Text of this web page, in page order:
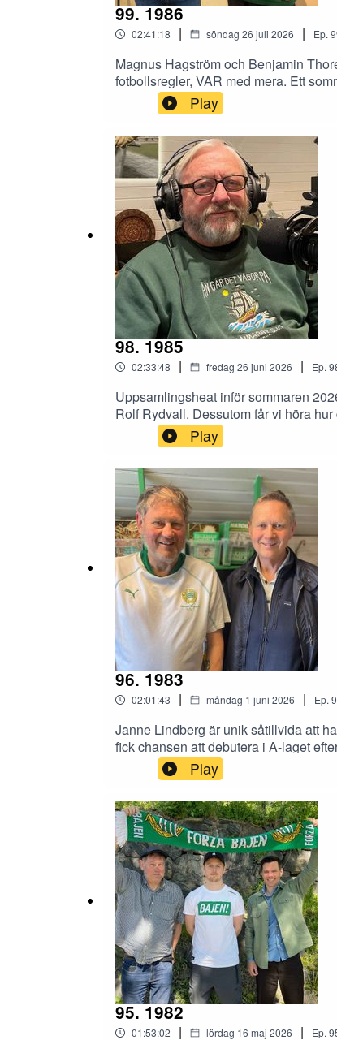
99. 1986
02:41:18 | söndag 26 juli 2026 | Ep.
Magnus Hagström och Benjamin
fotbollsregler, VAR med mera. Ett
Play
98. 1985
02:33:48 | fredag 26 juni 2026 | Ep.
Uppsamlingsheat inför sommaren
Rolf Rydvall. Dessutom får vi höra
håller låda.
Play
96. 1983
02:01:43 | måndag 1 juni 2026 | Ep.
Janne Lindberg är unik såtillvida att
fick chansen att debutera i A-laget
träffade honom i Gula villan på
Play
95. 1982
01:53:02 | lördag 16 maj 2026 | Ep.